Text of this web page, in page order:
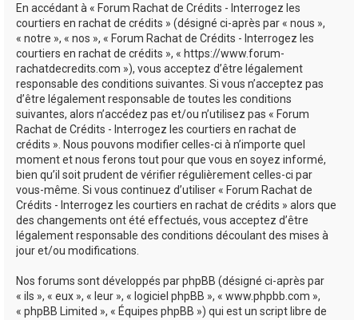
En accédant à « Forum Rachat de Crédits - Interrogez les
courtiers en rachat de crédits » (désigné ci-après par « nous »,
« notre », « nos », « Forum Rachat de Crédits - Interrogez les
courtiers en rachat de crédits », « https://www.forum-
rachatdecredits.com »), vous acceptez d’être légalement
responsable des conditions suivantes. Si vous n’acceptez pas
d’être légalement responsable de toutes les conditions
suivantes, alors n’accédez pas et/ou n’utilisez pas « Forum
Rachat de Crédits - Interrogez les courtiers en rachat de
crédits ». Nous pouvons modifier celles-ci à n’importe quel
moment et nous ferons tout pour que vous en soyez informé,
bien qu’il soit prudent de vérifier régulièrement celles-ci par
vous-même. Si vous continuez d’utiliser « Forum Rachat de
Crédits - Interrogez les courtiers en rachat de crédits » alors que
des changements ont été effectués, vous acceptez d’être
légalement responsable des conditions découlant des mises à
jour et/ou modifications.
Nos forums sont développés par phpBB (désigné ci-après par
« ils », « eux », « leur », « logiciel phpBB », « www.phpbb.com »,
« phpBB Limited », « Équipes phpBB ») qui est un script libre de